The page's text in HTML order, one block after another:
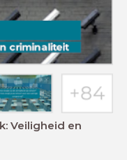
Veiligheid en